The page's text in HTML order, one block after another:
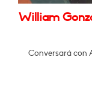
William
Conversará con